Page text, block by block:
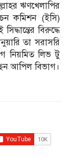
ঋণখেলাপির
কমিশন (ইসি)
বিরুদ্ধে
তা সরাসরি
নিয়মিত লিভ টু
আপিল বিভাগ।